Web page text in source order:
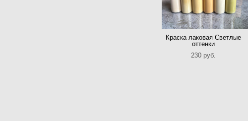
Краска лаковая Светлые
оттенки
230 pуб.